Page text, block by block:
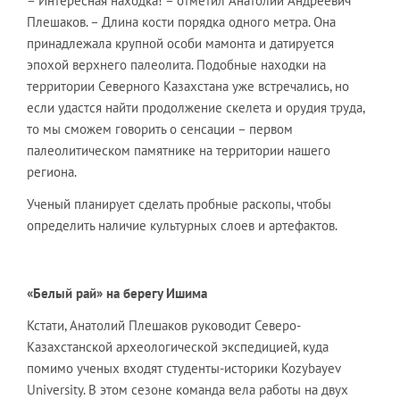
Плешаков. – Длина кости порядка одного метра. Она
принадлежала крупной особи мамонта и датируется
эпохой верхнего палеолита. Подобные находки на
территории Северного Казахстана уже встречались, но
если удастся найти продолжение скелета и орудия труда,
то мы сможем говорить о сенсации – первом
палеолитическом памятнике на территории нашего
региона.
Ученый планирует сделать пробные раскопы, чтобы
определить наличие культурных слоев и артефактов.
«Белый рай» на берегу Ишима
Кстати, Анатолий Плешаков руководит Северо-
Казахстанской археологической экспедицией, куда
помимо ученых входят студенты-историки Kozybayev
University. В этом сезоне команда вела работы на двух